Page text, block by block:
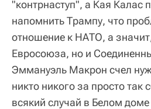
"контрнаступ", а Кая Калас
напомнить Трампу, что
отношение к НАТО, а
Евросоюза, но и
Эммануэль Макрон счел
никто никого за просто так
всякий случай в Белом